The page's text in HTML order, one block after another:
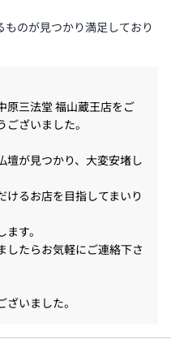
のが見つかり満足しており
原三法堂 福山蔵王店をご
ざいました。
壇が見つかり、大変安堵し
るお店を目指してまいり
す。
したらお気軽にご連絡下さ
いました。